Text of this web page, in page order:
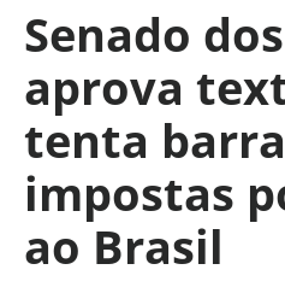
Senado
aprova
tenta
impostas
ao Brasil